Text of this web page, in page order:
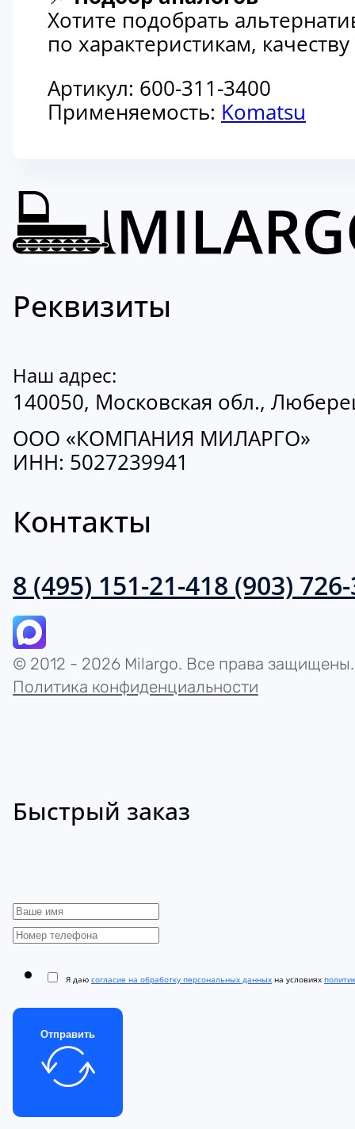
Хотите подобрать
по характеристикам,
Артикул: 600-311-3400
Применяемость: Komatsu
Реквизиты
Наш адрес:
140050, Московская обл.,
ООО «КОМПАНИЯ МИЛАРГО»
ИНН: 5027239941
Контакты
8 (495) 151-21-418 (903)
© 2012 - 2026 Milargo. Все права защищены.
Политика конфиденциальности
Быстрый заказ
Я даю согласие на обработку персональных данных на условиях
Отправить